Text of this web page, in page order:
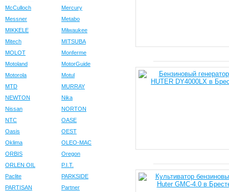
McCulloch
Mercury
Messner
Metabo
MIKKELE
Milwaukee
Mitech
MITSUBA
MOLOT
Monferme
Motoland
MotorGuide
Motorola
Motul
MTD
MURRAY
NEWTON
Nika
Nissan
NORTON
NTC
OASE
Oasis
OEST
Oklima
OLEO-MAC
ORBIS
Oregon
ORLEN OIL
P.I.T.
Paclite
PARKSIDE
PARTISAN
Partner